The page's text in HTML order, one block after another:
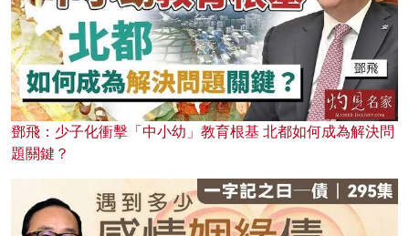
鄧飛：少子化衝擊「中小幼」教育根基 北都如何成為解決問
題關鍵？